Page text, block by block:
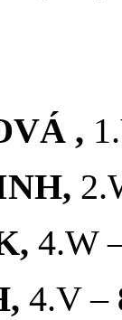
,
4.W
4.V –